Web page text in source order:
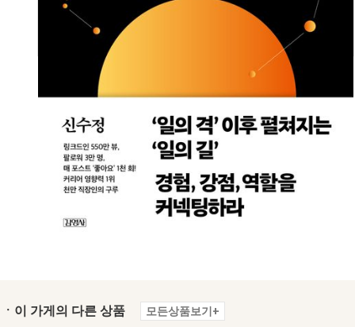
ㆍ이 가게의 다른 상품 모든상품보기+